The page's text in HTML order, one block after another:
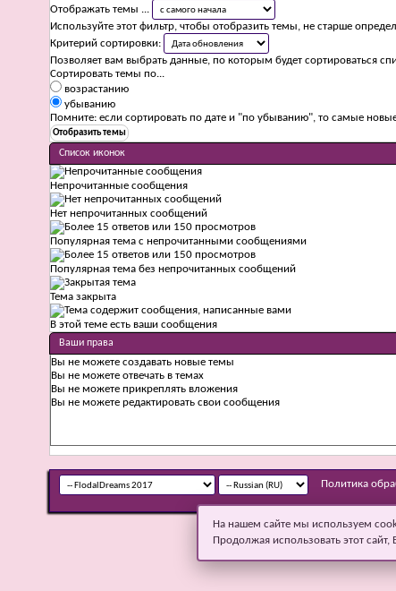
Отображать темы ...
Используйте этот фильтр, чтобы отобразить темы, не старше
Критерий сортировки:
Позволяет вам выбрать данные, по которым будет сортироваться
Сортировать темы по...
возрастанию
убыванию
Помните: если сортировать по дате и "по убыванию", то самые
Список иконок
Непрочитанные сообщения
Нет непрочитанных сообщений
Популярная тема с непрочитанными сообщениями
Популярная тема без непрочитанных сообщений
Тема закрыта
В этой теме есть ваши сообщения
Ваши права
Вы не можете создавать новые темы
Вы не можете отвечать в темах
Вы не можете прикреплять вложения
Вы не можете редактировать свои сообщения
Политика
На нашем сайте мы используем
Продолжая использовать этот